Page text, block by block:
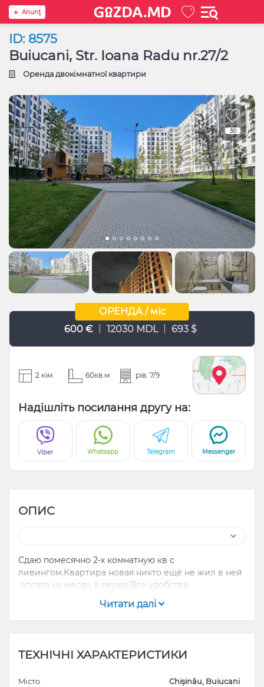
Anunţ
ID: 8575
Buiucani, Str. Ioana Radu nr.27/2
Оренда двокімнатної квартири
30
ОРЕНДА / міс
600 €
12030 MDL 693 $
2 кім. 60кв.м. рів. 7/9
Надішліть посилання другу на:
Viber Whatsapp Telegram Messenger
ОПИС
Сдаю помесячно 2-х комнатную кв с
ливингом.Квартира новая никто ещё не жил в ней
.оплата на месяц в перед.Все удобства
Читати далі
ТЕХНІЧНІ ХАРАКТЕРИСТИКИ
Місто Chișinău, Buiucani